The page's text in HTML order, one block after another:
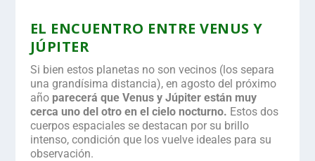
EL ENCUENTRO ENTRE VENUS Y
JÚPITER
Si bien estos planetas no son vecinos (los separa
una grandísima distancia), en agosto del próximo
añoparecerá que Venus y Júpiter están muy
cerca uno del otro en el cielo nocturno. Estos dos
cuerpos espaciales se destacan por su brillo
intenso, condición que los vuelve ideales para su
observación.